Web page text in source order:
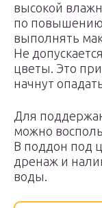
высокой
по повышению
выполнять
Не
цветы. Это
начнут
Для
можно
В поддон под
дренаж и
воды.